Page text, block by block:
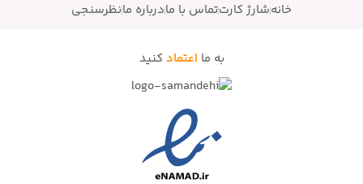
خانهشارژ کارتتماس با مادرباره مانظرسنجی
به ما اعتماد کنید